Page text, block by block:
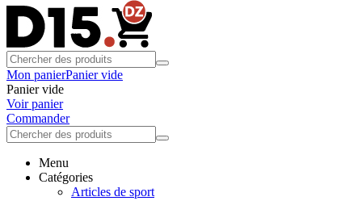
Mon panierPanier vide
Panier vide
Voir panier
Commander
Menu
Catégories
Articles de sport